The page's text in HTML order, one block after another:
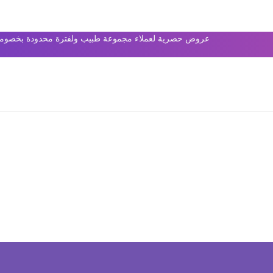
عروض حصرية لعملاء مجموعة طبيب ولفترة محدودة بخصومات